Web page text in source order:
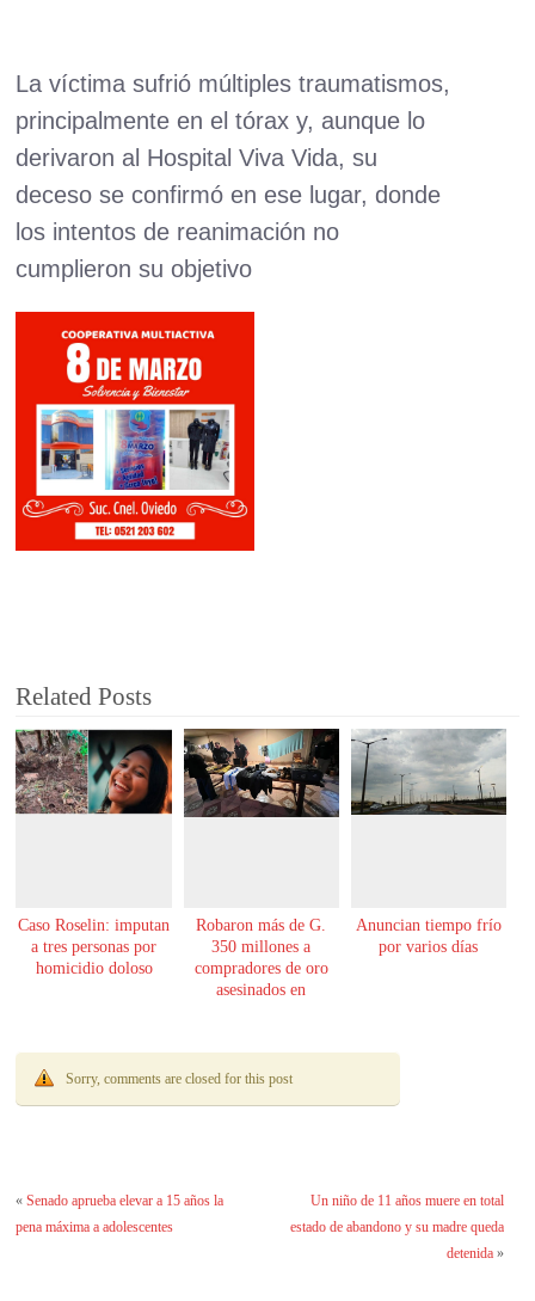
La víctima sufrió múltiples traumatismos,
principalmente en el tórax y, aunque lo
derivaron al Hospital Viva Vida, su
deceso se confirmó en ese lugar, donde
los intentos de reanimación no
cumplieron su objetivo
Related Posts
Caso Roselin: imputan
a tres personas por
homicidio doloso
Robaron más de G.
350 millones a
compradores de oro
asesinados en
Anuncian tiempo frío
por varios días
Sorry, comments are closed for this post
«Senado aprueba elevar a 15 años la
pena máxima a adolescentes
Un niño de 11 años muere en total
estado de abandono y su madre queda
detenida»